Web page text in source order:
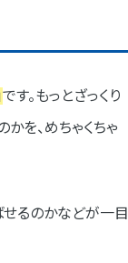
です。もっとざっくり
を、めちゃくちゃ
せるのかなどが一目